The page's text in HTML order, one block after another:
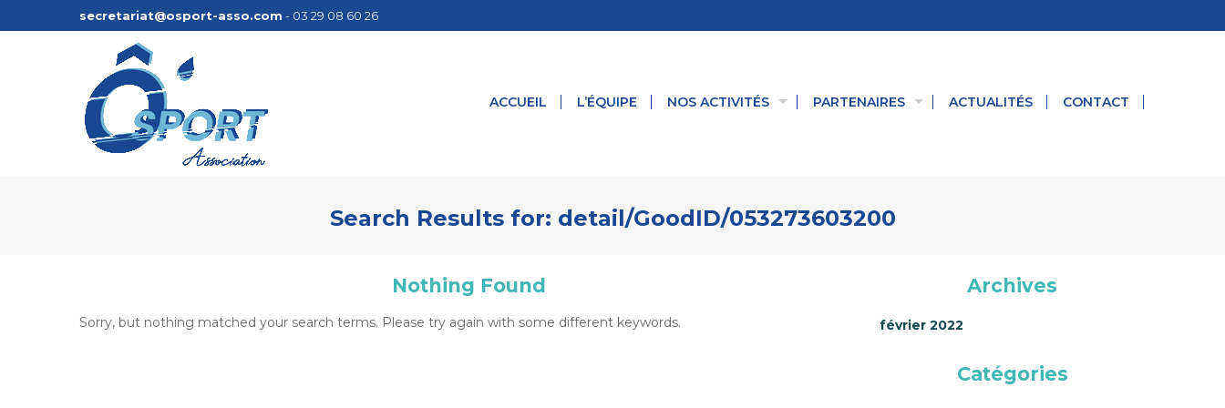
secretariat@osport-asso.com - 03 29 08 60 26
ACCUEIL L’ÉQUIPE NOS ACTIVITÉS PARTENAIRES ACTUALITÉS CONTACT
Search Results for: detail/GoodID/053273603200
Nothing Found
Sorry, but nothing matched your search terms. Please try again with some different keywords.
Archives
février 2022
Catégories